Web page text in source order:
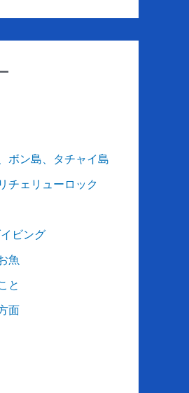
ボン島、タチャイ島
チェリューロック
ビング
魚
と
面